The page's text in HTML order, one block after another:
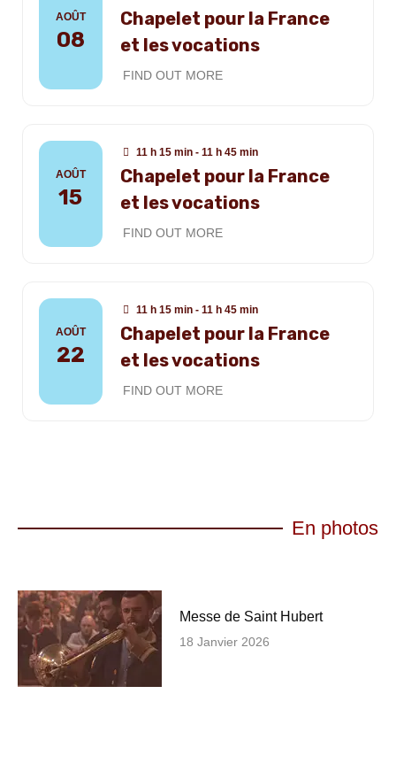
AOÛT
08
Chapelet pour la France
et les vocations
FIND OUT MORE
AOÛT
15
11 h 15 min - 11 h 45 min
Chapelet pour la France
et les vocations
FIND OUT MORE
AOÛT
22
11 h 15 min - 11 h 45 min
Chapelet pour la France
et les vocations
FIND OUT MORE
En photos
Messe de Saint Hubert
18 Janvier 2026